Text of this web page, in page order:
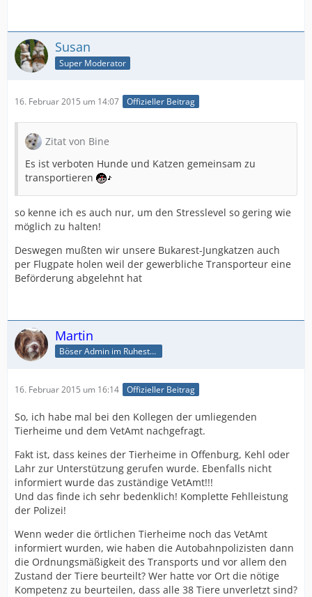
Susan
Super Moderator
16. Februar 2015 um 14:07 Offizieller Beitrag
Zitat von Bine
Es ist verboten Hunde und Katzen gemeinsam zu
transportieren
so kenne ich es auch nur, um den Stresslevel so gering wie
möglich zu halten!
Deswegen mußten wir unsere Bukarest-Jungkatzen auch
per Flugpate holen weil der gewerbliche Transporteur eine
Beförderung abgelehnt hat
Martin
Böser Admin im Ruhestand
16. Februar 2015 um 16:14 Offizieller Beitrag
So, ich habe mal bei den Kollegen der umliegenden
Tierheime und dem VetAmt nachgefragt.
Fakt ist, dass keines der Tierheime in Offenburg, Kehl oder
Lahr zur Unterstützung gerufen wurde. Ebenfalls nicht
informiert wurde das zuständige VetAmt!!!
Und das finde ich sehr bedenklich! Komplette Fehlleistung
der Polizei!
Wenn weder die örtlichen Tierheime noch das VetAmt
informiert wurden, wie haben die Autobahnpolizisten dann
die Ordnungsmäßigkeit des Transports und vor allem den
Zustand der Tiere beurteilt? Wer hatte vor Ort die nötige
Kompetenz zu beurteilen, dass alle 38 Tiere unverletzt sind?